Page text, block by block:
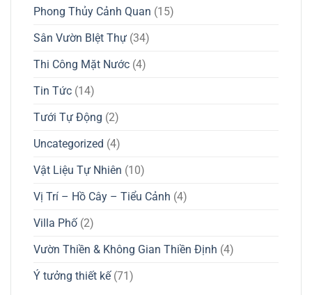
Phong Thủy Cảnh Quan (15)
Sân Vườn BIệt Thự (34)
Thi Công Mặt Nước (4)
Tin Tức (14)
Tưới Tự Động (2)
Uncategorized (4)
Vật Liệu Tự Nhiên (10)
Vị Trí – Hồ Cây – Tiểu Cảnh (4)
Villa Phố (2)
Vườn Thiền & Không Gian Thiền Định (4)
Ý tưởng thiết kế(71)